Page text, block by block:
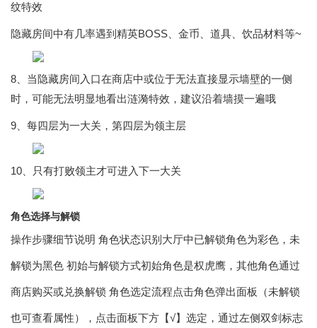
纹特效
隐藏房间中有几率遇到精英BOSS、金币、道具、饮品材料等~
8、当隐藏房间入口在商店中或位于无法直接显示墙壁的一侧
时，可能无法明显地看出涟漪特效，建议沿着墙摸一遍哦
9、每四层为一大关，第四层为领主层
10、只有打败领主才可进入下一大关
角色选择与解锁
操作步骤细节说明 角色状态识别大厅中已解锁角色为彩色，未
解锁为黑色 初始与解锁方式初始角色是权虎鹰，其他角色通过
商店购买或兑换解锁 角色选定流程点击角色弹出面板（未解锁
也可查看属性），点击面板下方【√】选定，通过左侧双剑标志